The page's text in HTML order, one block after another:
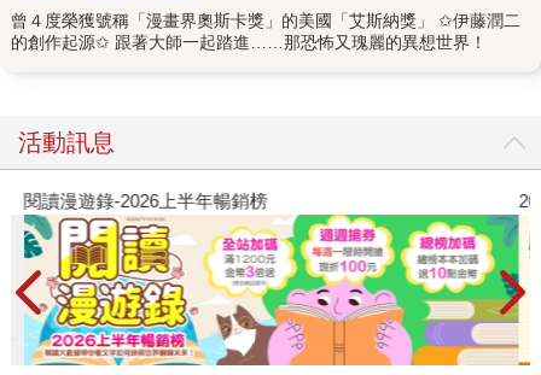
曾４度榮獲號稱「漫畫界奧斯卡獎」的美國「艾斯納獎」 ✩伊藤潤二
的創作起源✩ 跟著大師一起踏進……那恐怖又瑰麗的異想世界！
活動訊息
閱讀漫遊錄-2026上半年暢銷榜